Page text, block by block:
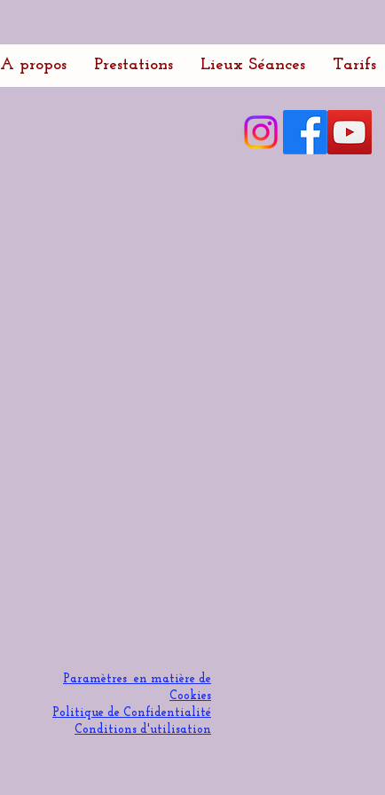
A propos Prestations Lieux Séances Tarifs
Paramètres en matière de
Cookies
Politique de Confidentialité
Conditions d'utilisation